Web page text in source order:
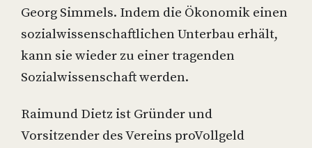
Georg Simmels. Indem die Ökonomik einen
sozialwissenschaftlichen Unterbau erhält,
kann sie wieder zu einer tragenden
Sozialwissenschaft werden.
Raimund Dietz ist Gründer und
Vorsitzender des Vereins proVollgeld